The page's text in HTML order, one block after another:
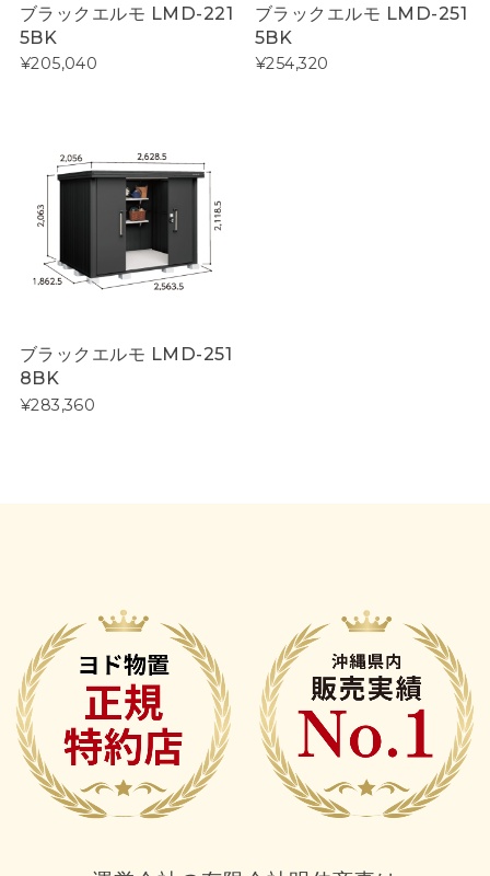
ブラックエルモ LMD-221
5BK
¥205,040
ブラックエルモ LMD-251
5BK
¥254,320
ブラックエルモ LMD-251
8BK
¥283,360